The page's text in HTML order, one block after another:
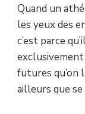
Quand un
les yeux des
c’est parce
exclusivement
futures qu’on
ailleurs que